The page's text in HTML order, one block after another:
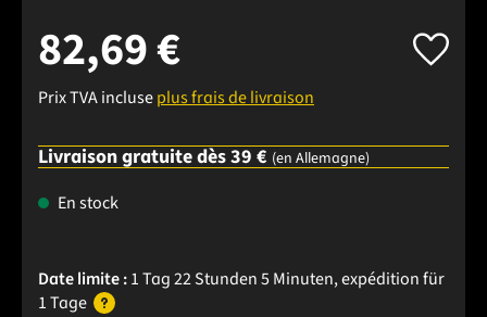
82,69 €
Prix TVA incluseplus frais de livraison
Livraison gratuite dès 39 € (en Allemagne)
En stock
Date limite :1 Tag 22 Stunden 5 Minuten, expéditionfür
1 Tage